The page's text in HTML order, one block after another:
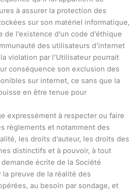
à assurer la protection des
sur son matériel informatique,
de l’existence d’un code d’éthique
des utilisateurs d’internet
violation par l’Utilisateur pourrait
conséquence son exclusion des
sur internet, ce sans que la
en être tenue pour
expressément à respecter ou faire
règlements et notamment des
les droits d’auteur, les droits des
distinctifs et à pouvoir, à tout
écrite de la Société
la preuve de la réalité des
au besoin par sondage, et